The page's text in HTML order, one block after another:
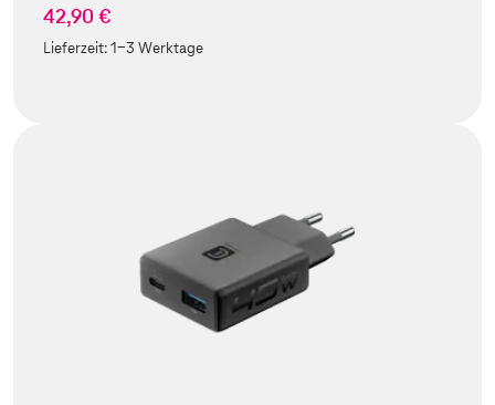
42,90 €
Lieferzeit:1-3 Werktage